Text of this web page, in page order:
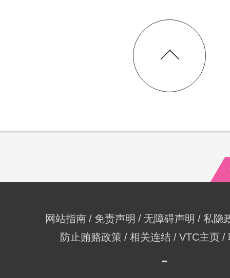
网站指南 免责声明 无障碍声明
私隐
防止贿赂政策
相关连结 VTC主页